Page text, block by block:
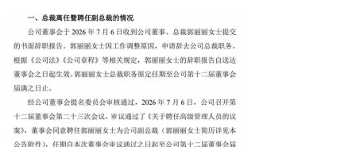
生影响。例如，一些知名品牌的车型因质量可靠、售后服务完
善，通常具有较高的保值率。
本文由AI算法生成，仅作参考，不涉投资建议，使用风险自
担。更多相关信息，请在「小金鲤」中查看。